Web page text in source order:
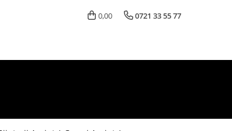
0,00 0721 33 55 77